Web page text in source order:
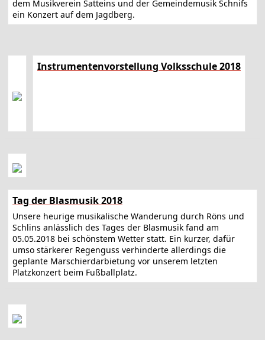
dem Musikverein Satteins und der Gemeindemusik Schnifs
ein Konzert auf dem Jagdberg.
Instrumentenvorstellung Volksschule 2018
Tag der Blasmusik 2018
Unsere heurige musikalische Wanderung durch Röns und
Schlins anlässlich des Tages der Blasmusik fand am
05.05.2018 bei schönstem Wetter statt. Ein kurzer, dafür
umso stärkerer Regenguss verhinderte allerdings die
geplante Marschierdarbietung vor unserem letzten
Platzkonzert beim Fußballplatz.